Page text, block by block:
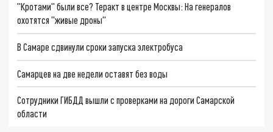
"Кротами" были все? Теракт в центре Москвы: На генералов
охотятся "живые дроны"
В Самаре сдвинули сроки запуска электробуса
Самарцев на две недели оставят без воды
Сотрудники ГИБДД вышли с проверками на дороги Самарской
области